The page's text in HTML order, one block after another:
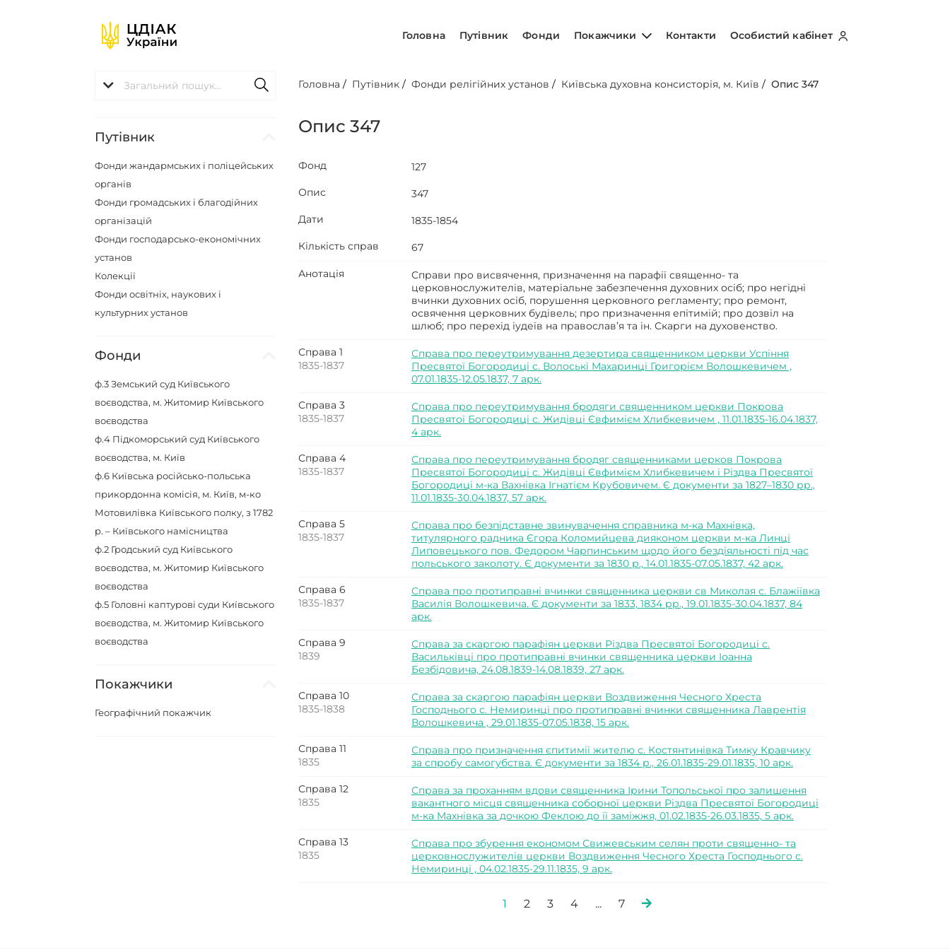
Головна Путівник Фонди Покажчики Контакти Особистий кабінет
Путівник
Фонди жандармських і поліцейських
органів
Фонди громадських і благодійних
організацій
Фонди господарсько-економічних
установ
Колекції
Фонди освітніх, наукових і
культурних установ
Фонди
ф.3Земський суд Київського
воєводства, м. Житомир Київського
воєводства
ф.4 Підкоморський суд Київського
воєводства, м. Київ
ф.6 Київська російсько-польська
прикордонна комісія, м. Київ, м-ко
Мотовилівка Київського полку, з 1782
р. – Київського намісництва
ф.2 Гродський суд Київського
воєводства, м. Житомир Київського
воєводства
ф.5 Головні каптурові суди Київського
воєводства, м. Житомир Київського
воєводства
Покажчики
Географічний покажчик
Головна / Путівник /Фонди релігійних установ / Київська духовна консисторія, м. Київ /Опис 347
Опис 347
Фонд
127
Опис
347
Дати
1835-1854
Кількість справ
67
Анотація
Справи про висвячення, призначення на парафії священно- та
церковнослужителів, матеріальне забезпечення духовних осіб; про негідні
вчинки духовних осіб, порушення церковного регламенту; про ремонт,
освячення церковних будівель; про призначення епітимій; про дозвіл на
шлюб; про перехід іудеїв на православ’я та ін. Скарги на духовенство.
Справа 1
1835-1837
Справа про переутримування дезертира священником церкви Успіння
Пресвятої Богородиці с. Волоські Махаринці Григорієм Волошкевичем ,
07.01.1835-12.05.1837, 7 арк.
Справа 3
1835-1837
Справа про переутримування бродяги священником церкви Покрова
Пресвятої Богородиці с. Жидівці Євфимієм Хлибкевичем , 11.01.1835-16.04.1837,
4 арк.
Справа 4
1835-1837
Справа про переутримування бродяг священниками церков Покрова
Пресвятої Богородиці с. Жидівці Євфимієм Хлибкевичем і Різдва Пресвятої
Богородиці м-ка Вахнівка Ігнатієм Крубовичем. Є документи за 1827–1830 рр.,
11.01.1835-30.04.1837, 57 арк.
Справа 5
1835-1837
Справа про безпідставне звинувачення справника м-ка Махнівка,
титулярного радника Єгора Коломийцева дияконом церкви м-ка Линці
Липовецького пов. Федором Чарпинським щодо його бездіяльності під час
польського заколоту. Є документи за 1830 р., 14.01.1835-07.05.1837, 42 арк.
Справа 6
1835-1837
Справа про протиправні вчинки священника церкви св Миколая с. Блажіївка
Василія Волошкевича. Є документи за 1833, 1834 рр., 19.01.1835-30.04.1837, 84
арк.
Справа 9
1839
Справа за скаргою парафіян церкви Різдва Пресвятої Богородиці с.
Васильківці про протиправні вчинки священника церкви Іоанна
Безбідовича, 24.08.1839-14.08.1839, 27 арк.
Справа 10
1835-1838
Справа за скаргою парафіян церкви Воздвиження Чесного Хреста
Господнього с. Немиринці про протиправні вчинки священника Лаврентія
Волошкевича , 29.01.1835-07.05.1838, 15 арк.
Справа 11
1835
Справа про призначення єпитимії жителю с. Костянтинівка Тимку Кравчику
за спробу самогубства. Є документи за 1834 р., 26.01.1835-29.01.1835, 10 арк.
Справа 12
1835
Справа за проханням вдови священника Ірини Топольської про залишення
вакантного місця священника соборної церкви Різдва Пресвятої Богородиці
м-ка Махнівка за дочкою Феклою до її заміжжя, 01.02.1835-26.03.1835, 5 арк.
Справа 13
1835
Справа про збурення економом Свижевським селян проти священно- та
церковнослужителів церкви Воздвиження Чесного Хреста Господнього с.
Немиринці , 04.02.1835-29.11.1835, 9 арк.
1 2 3 4 ... 7